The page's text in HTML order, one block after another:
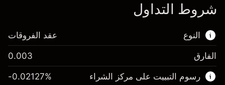
شروط التداول
النوع
هذا السوق المالي متاح للتداول من خلال عقود
الفروقات.
عقد الفروقات
الفارق 0.003
رسوم التبييت على مركز الشراء -0.02127%